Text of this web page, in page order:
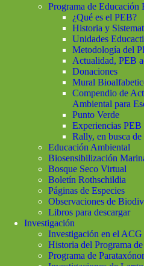
Programa de Educación
¿Qué es el PEB?
Historia y
Unidades
Metodología del
Actualidad, PEB
Donaciones
Mural
Compendio de
Ambiental para
Punto Verde
Experiencias PEB
Rally, en busca
Educación Ambiental
Biosensibilización
Bosque Seco Virtual
Boletín Rothschildia
Páginas de Especies
Observaciones de
Libros para descargar
Investigación
Investigación en el ACG
Historia del Programa
Programa de